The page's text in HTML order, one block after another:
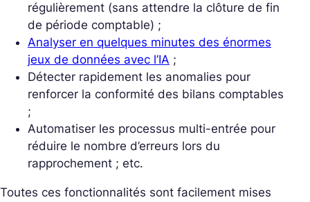
régulièrement (sans attendre la clôture de fin
de période comptable) ;
Analyser en quelques minutes des énormes
jeux de données avec l’IA ;
Détecter rapidement les anomalies pour
renforcer la conformité des bilans comptables
;
Automatiser les processus multi-entrée pour
réduire le nombre d’erreurs lors du
rapprochement ; etc.
Toutes ces fonctionnalités sont facilement mises